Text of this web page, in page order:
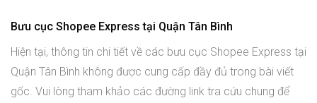
Bưu cục Shopee Express tại Quận Tân Bình
Hiện tại, thông tin chi tiết về các bưu cục Shopee Express tại
Quận Tân Bình không được cung cấp đầy đủ trong bài viết
gốc. Vui lòng tham khảo các đường link tra cứu chung để